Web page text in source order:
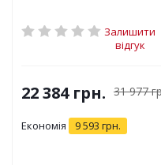
Залишити
відгук
22 384грн. 31 977
Економія 9 593 грн.